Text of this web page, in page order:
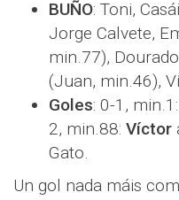
BUÑO: Toni,
Jorge Calvete,
min.77),
(Juan, min.46),
Goles: 0-1, min.1:
2, min.88: Víctor
Gato.
Un gol nada máis